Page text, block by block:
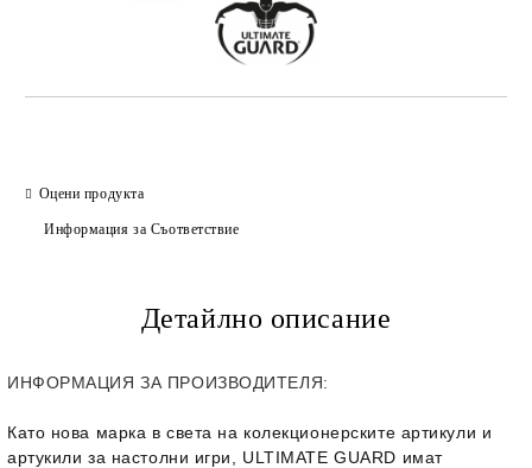
Оцени продукта
Информация за Съответствие
Детайлно описание
ИНФОРМАЦИЯ ЗА ПРОИЗВОДИТЕЛЯ:
Като нова марка в света на колекционерските артикули и
артукили за настолни игри, ULTIMATE GUARD имат